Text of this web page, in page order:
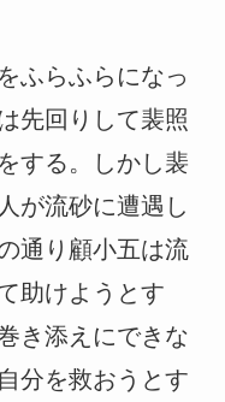
ふらふらになっ
先回りして裴照
する。しかし裴
が流砂に遭遇し
通り顧小五は流
助けようとす
き添えにできな
分を救おうとす